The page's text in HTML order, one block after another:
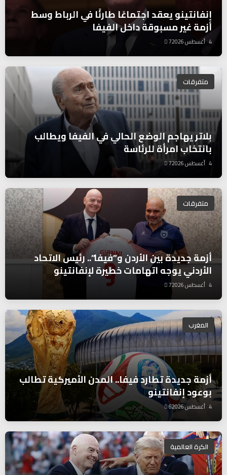
إنفانتينو يعقد اجتماعًا طارئًا في الرباط وسط
أزمة غير مسبوقة داخل الفيفا
4 أغسطس 2026 7
متفرقات
بلاتر يهاجم الوضع الحالي في الفيفا ويطالب
بانتخاب امرأة للرئاسة
4 أغسطس 2026 7
متفرقات
أزمة جديدة بين الأردن و”فيفا”.. رئيس الاتحاد
الأردني يوجه اتهامات خطيرة لإنفانتينو
4 أغسطس 2026 7
المغرب
أزمة جديدة تطارد فيفا.. المدن الأميركية تطالب
بوعود إنفانتينو
4 أغسطس 2026 6
الكرة العالمية